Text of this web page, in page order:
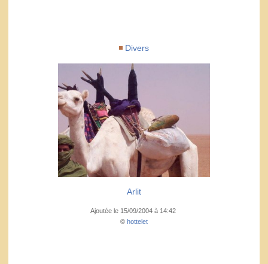
Divers
Arlit
Ajoutée le 15/09/2004 à 14:42
© hottelet